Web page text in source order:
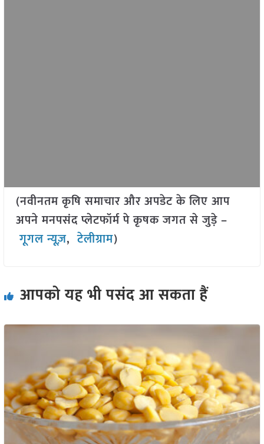
(नवीनतम कृषि समाचार और अपडेट के लिए आप
अपने मनपसंद प्लेटफॉर्म पे कृषक जगत से जुड़े –
गूगल न्यूज़,टेलीग्राम)
आपको यह भी पसंद आ सकता हैं